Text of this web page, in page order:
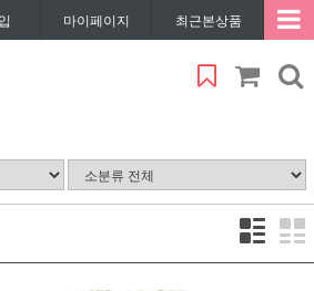
마이페이지 최근본상품